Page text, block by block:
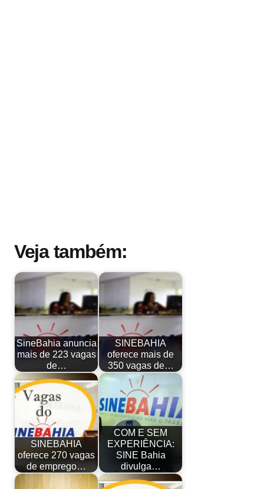
Veja também:
SineBahia anuncia
mais de 223 vagas
de…
SINEBAHIA
oferece mais de
350 vagas de…
SINEBAHIA
oferece 270 vagas
de emprego…
COM E SEM
EXPERIÊNCIA:
SINE Bahia
divulga…